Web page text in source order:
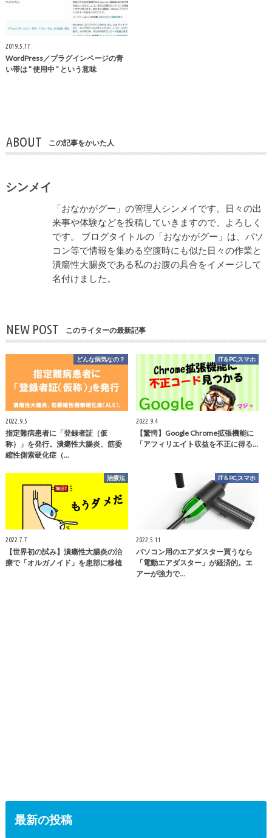
2019.5.17
WordPress／プラグインページの青
い帯は ” 使用中 ” という意味
ABOUT この記事をかいた人
シンメイ
「おなかがグー」の管理人シンメイです。日々の出
来事や体験などを投稿していきますので、よろしく
です。 ブログタイトルの「おなかがグー」は、パソ
コン等で情報を集める空腹時にも似た日々の作業と
潰瘍性大腸炎である私のお腹の具合をイメージして
名付けました。
NEW POST このライターの最新記事
どんな病気なの？
2022.9.5
指定難病患者に「登録者証（仮
称）」を発行。潰瘍性大腸炎、筋委
縮性側索硬化症（…
IT＆PC,スマホ
2022.9.4
【驚愕】Google Chrome拡張機能に
「アフィリエイト収益を不正に得る…
治療法
2022.7.7
【世界初の試み】潰瘍性大腸炎の治
療で「オルガノイド」を患部に移植
IT＆PC,スマホ
2022.5.11
パソコン用のエアダスター買うなら
「電動エアダスター」が経済的。エ
アーが強力で…
最新の投稿